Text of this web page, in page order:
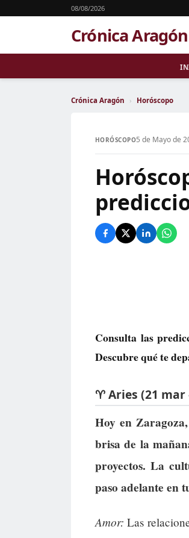
08/08/2026
Crónica Aragón
Crónica Aragón › Horóscopo
HORÓSCOPO5 de Mayo de
Consulta las
Descubre qué te
♈ Aries (21 mar
Hoy en
brisa de la
proyectos. La
paso adelante en
Amor: Las